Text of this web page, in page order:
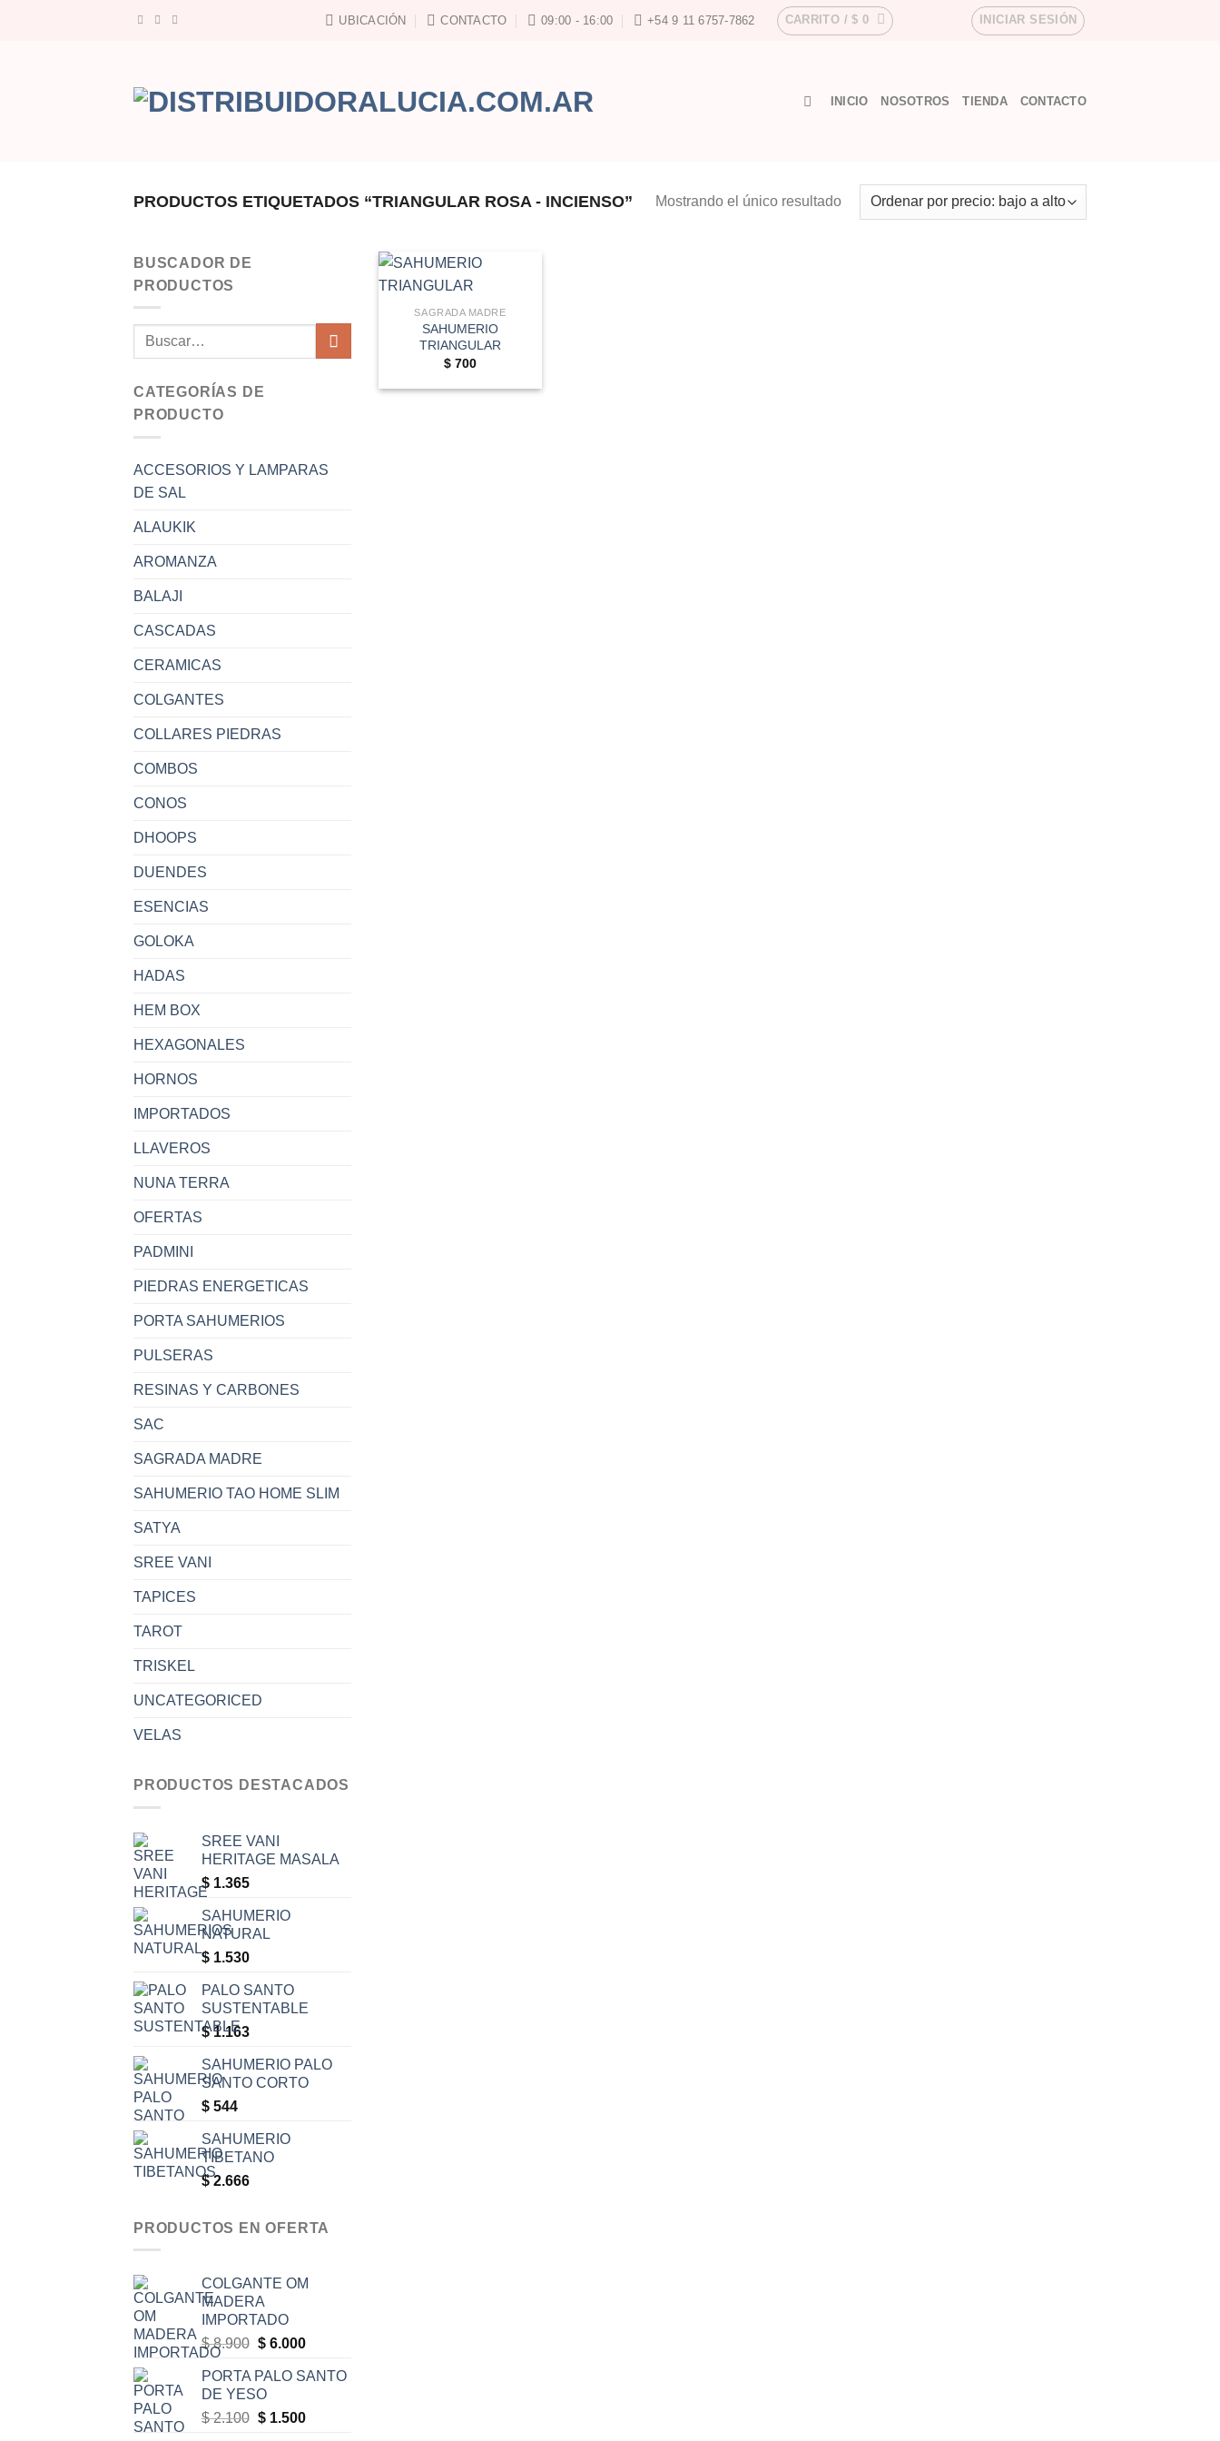
UBICACIÓN CONTACTO 09:00 - 16:00 +54 9 11 6757-7862 CARRITO /$ 0 INICIAR SESIÓN
INICIO NOSOTROS TIENDA CONTACTO
PRODUCTOS ETIQUETADOS “TRIANGULAR ROSA - INCIENSO” Mostrando el único resultado
BUSCADOR DE
PRODUCTOS
Buscar
CATEGORÍAS DE
PRODUCTO
ACCESORIOS Y LAMPARAS
DE SAL
ALAUKIK
AROMANZA
BALAJI
CASCADAS
CERAMICAS
COLGANTES
COLLARES PIEDRAS
COMBOS
CONOS
DHOOPS
DUENDES
ESENCIAS
GOLOKA
HADAS
HEM BOX
HEXAGONALES
HORNOS
IMPORTADOS
LLAVEROS
NUNA TERRA
OFERTAS
PADMINI
PIEDRAS ENERGETICAS
PORTA SAHUMERIOS
PULSERAS
RESINAS Y CARBONES
SAC
SAGRADA MADRE
SAHUMERIO TAO HOME SLIM
SATYA
SREE VANI
TAPICES
TAROT
TRISKEL
UNCATEGORICED
VELAS
PRODUCTOS DESTACADOS
SREE VANI
HERITAGE MASALA
$ 1.365
SAHUMERIO
NATURAL
$ 1.530
PALO SANTO
SUSTENTABLE
$1.163
SAHUMERIO PALO
SANTO CORTO
$ 544
SAHUMERIO
TIBETANO
$2.666
PRODUCTOS EN OFERTA
COLGANTE OM
MADERA
IMPORTADO
$8.900 Original
was:
$ 8.900.
$6.000Current
is:
PORTA PALO SANTO
DE YESO
$2.100 Original
$1.500Current
SAGRADA MADRE
SAHUMERIO
TRIANGULAR
$ 700